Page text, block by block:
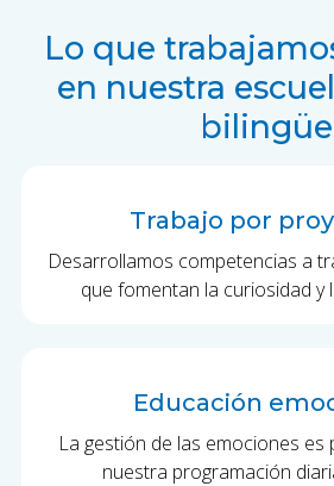
Lo que
en nuestra
bilingüe
Trabajo por
Desarrollamos competencias a
que fomentan la curiosidad y
Educación
La gestión de las emociones es
nuestra programación